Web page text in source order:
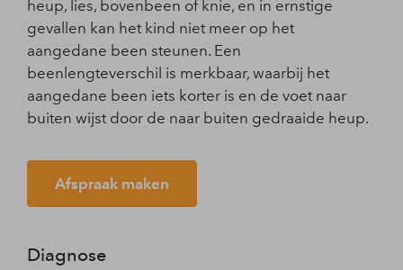
heup, lies, bovenbeen of knie, en in ernstige
gevallen kan het kind niet meer op het
aangedane been steunen. Een
beenlengteverschil is merkbaar, waarbij het
aangedane been iets korter is en de voet naar
buiten wijst door de naar buiten gedraaide heup.
Afspraak maken
Diagnose